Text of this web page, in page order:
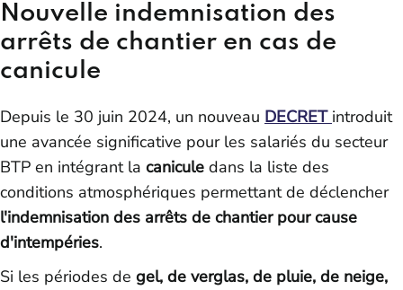
Nouvelle indemnisation des
arrêts de chantier en cas de
canicule
Depuis le 30 juin 2024, un nouveau DECRET introduit
une avancée significative pour les salariés du secteur
BTP en intégrant la canicule dans la liste des
conditions atmosphériques permettant de déclencher
l'indemnisation des arrêts de chantier pour cause
d'intempéries.
Si les périodes de gel, de verglas, de pluie, de neige,